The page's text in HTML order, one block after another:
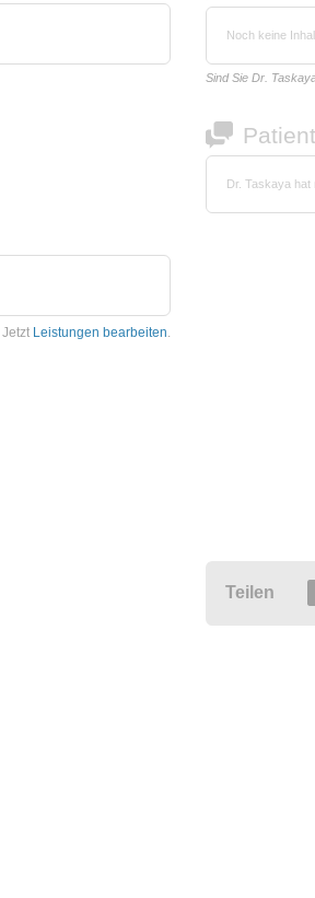
Jetzt Leistungen bearbeiten.
Noch keine
Sind Sie Dr.
Dr. Taskaya
Teilen